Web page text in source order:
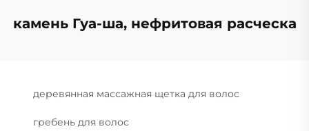
камень Гуа-ша, нефритовая расческа
деревянная массажная щетка для волос
гребень для волос